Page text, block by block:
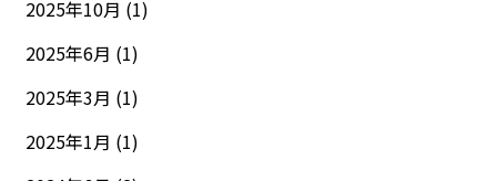
2025年10月 (1)
2025年6月 (1)
2025年3月 (1)
2025年1月 (1)